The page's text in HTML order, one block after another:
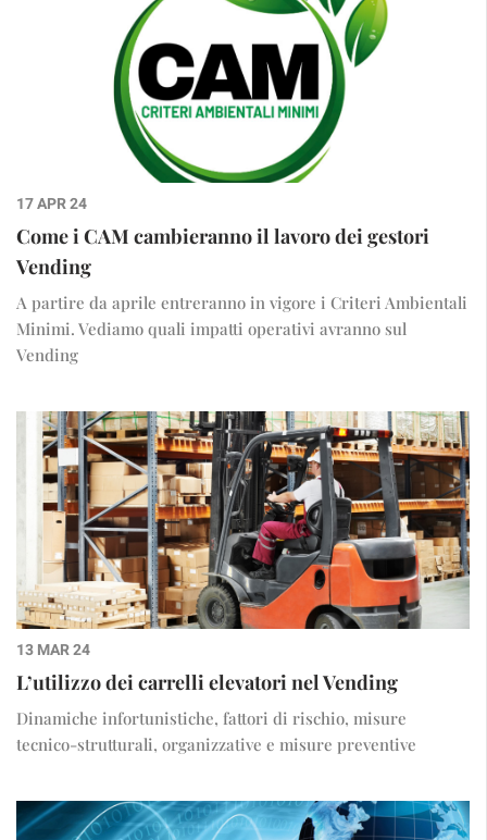
17 APR 24
Come i CAM cambieranno il lavoro dei gestori
Vending
A partire da aprile entreranno in vigore i Criteri Ambientali
Minimi. Vediamo quali impatti operativi avranno sul
Vending
13 MAR 24
L’utilizzo dei carrelli elevatori nel Vending
Dinamiche infortunistiche, fattori di rischio, misure
tecnico-strutturali, organizzative e misure preventive